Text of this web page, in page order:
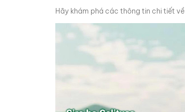
Hãy khám phá các thông tin chi tiết về